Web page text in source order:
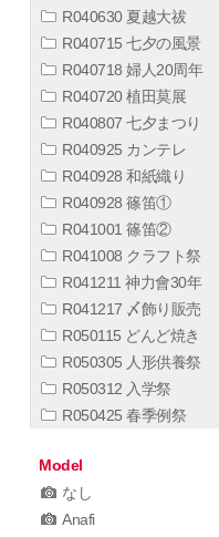
R040630 夏越大祓
R040715 七夕の風景
R040718 婦人20周年
R040720 植田莫展
R040807 七夕まつり
R040925 カンテレ
R040928 和紙織り
R040928 篠笛①
R041001 篠笛②
R041008 クラフト祭
R041211 神力會30年
R041217 〆飾り販売
R050115 どんど焼き
R050305 人形供養祭
R050312 入学祭
R050425 春季例祭
Model
なし
Anafi